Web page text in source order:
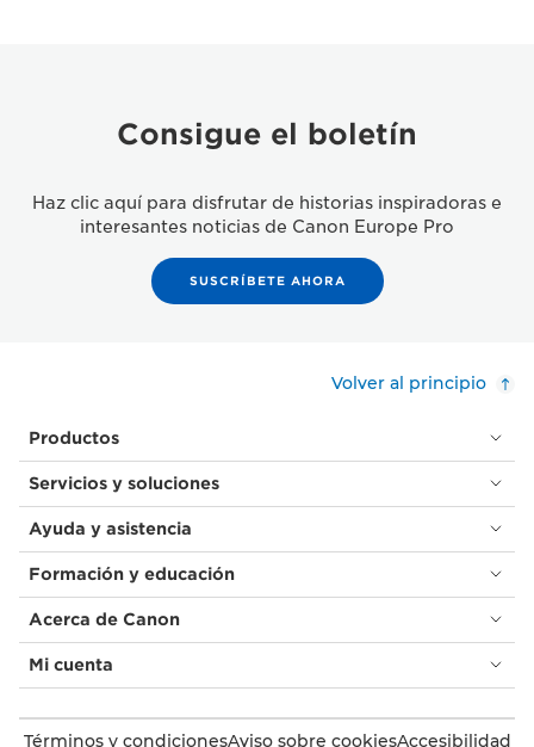
Consigue el boletín
Haz clic aquí para disfrutar de historias inspiradoras e
interesantes noticias de Canon Europe Pro
SUSCRÍBETE AHORA
Volver al principio
Productos
Servicios y soluciones
Ayuda y asistencia
Formación y educación
Acerca de Canon
Mi cuenta
Términos y condicionesAviso sobre cookiesAccesibilidad